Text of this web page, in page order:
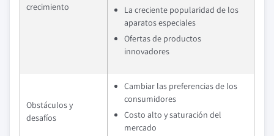
crecimiento
La creciente popularidad de los
aparatos especiales
Ofertas de productos
innovadores
Obstáculos y
desafíos
Cambiar las preferencias de los
consumidores
Costo alto y saturación del
mercado